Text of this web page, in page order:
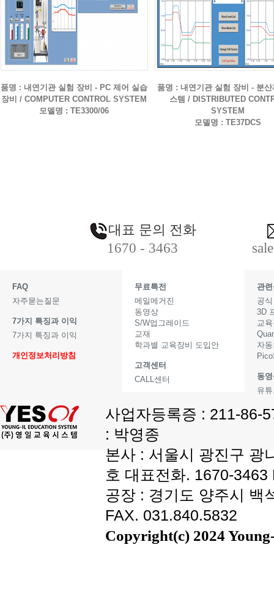
품명 : 내연기관 실험 장비 - PC 제어 실습
장비 / COMPUTER CONTROL SYSTEM
모델명 : TE3300/06
품명 : 내연기관 실험 장비 - 분
스템 / DISTRIBUTED
SYSTEM
모델명 : TE37DCS
대표 문의 전화
1670 - 3463
FAQ
자주묻는질문
7가지 특징과 이익
7가지 특징과 이익
개인정보처리방침
무료특전
메일메거진
동영상
S/W업그레이드
교재
학과별 교육장비 도입안
고객센터
CALL센터
관
공
3D
교
자
동
유
사업자등록증 : 211-86-
: 박영종
본사 : 서울시 광진구 광
호 대표전화. 1670-
공장 : 경기도 양주시 백
FAX. 031.840.5832
Copyright(c) 2024